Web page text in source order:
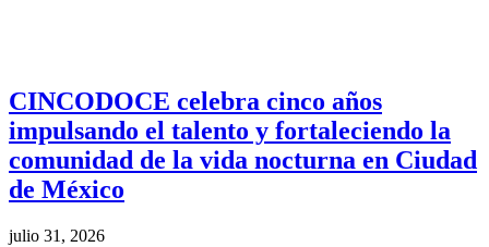
CINCODOCE celebra cinco años
impulsando el talento y fortaleciendo la
comunidad de la vida nocturna en Ciudad
de México
julio 31, 2026